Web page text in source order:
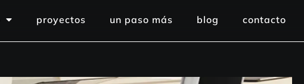
proyectos un paso más blog contacto